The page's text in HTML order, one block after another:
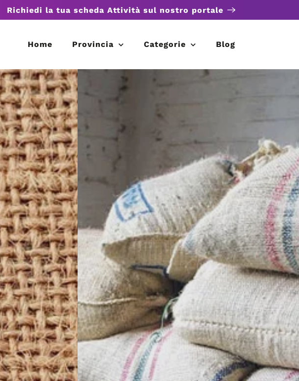
Richiedi la tua scheda Attività sul nostro portale
Home Provincia Categorie Blog